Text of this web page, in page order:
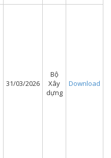
31/03/2026
Bộ
Xây
dựng
Download